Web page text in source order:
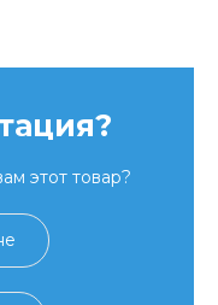
этот товар?